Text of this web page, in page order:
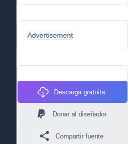
Advertisement
Descarga gratuita
Donar al diseñador
Compartir fuente